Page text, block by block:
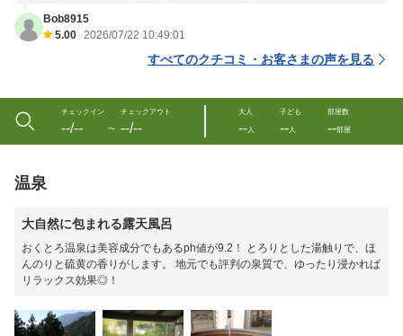
Bob8915
5.00 2026/07/22 10:49:01
すべてのクチコミ・お客さまの声を見る
チェックイン
--/-- 〜
チェックアウト
--/--
大人
--人
子ども
--人
部屋数
--部屋
温泉
大自然に包まれる露天風呂
おくとろ温泉は美容成分でもあるph値が9.2！ とろりとした湯触りで、ほ
んのりと硫黄の香りがします。 地元でも評判の泉質で、ゆったり浸かれば
リラックス効果◎！